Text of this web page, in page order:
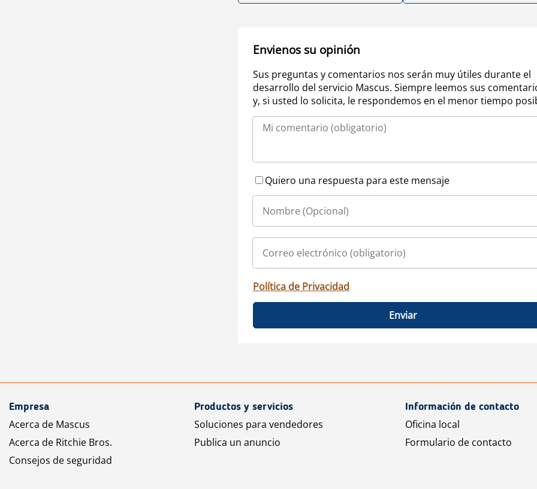
Envienos su opinión
Sus preguntas y comentarios nos serán muy útiles durante el
desarrollo del servicio Mascus. Siempre leemos sus
y, si usted lo solicita, le respondemos en el menor tiempo
Quiero una respuesta para este mensaje
Política de Privacidad
Enviar
Empresa
Acerca de Mascus
Acerca de Ritchie Bros.
Consejos de seguridad
Productos y servicios
Soluciones para vendedores
Publica un anuncio
Información de contacto
Oficina local
Formulario de contacto